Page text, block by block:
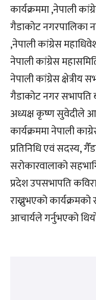
कार्यक्रममा ,नेपाली
गैडाकोट नगरपालिका
,नेपाली कांग्रेस
नेपाली कांग्रेस
नेपाली कांग्रेस क्षेत्रीय
गैडाकोट नगर सभापति
अध्यक्ष कृष्ण सुवेदीले
कार्यक्रममा नेपाली
प्रतिनिधि एवं सदस्य,
सरोकारवालाको
प्रदेश उपसभापति
राख्नुभएको
आचार्यले गर्नुभएको